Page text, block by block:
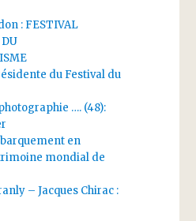
: FESTIVAL
du Festival du
…. (48):
en
mondial de
– Jacques Chirac :